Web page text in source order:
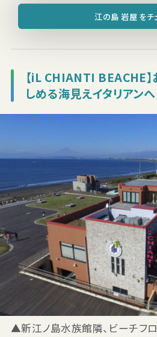
江の島 岩屋 をチ
【iL CHIANTI BEACHE
しめる海見えイタリアンへ
▲新江ノ島水族館隣、ビーチフ